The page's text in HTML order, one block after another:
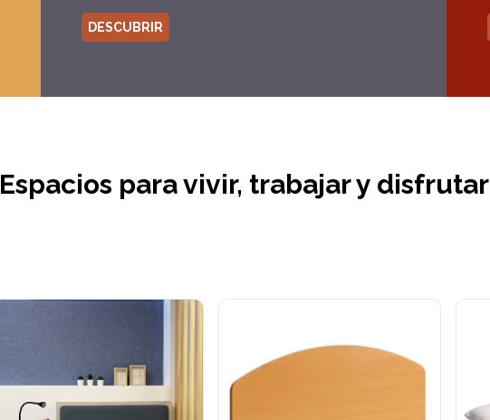
DESCUBRIR
Espacios para vivir, trabajar y disfrutar